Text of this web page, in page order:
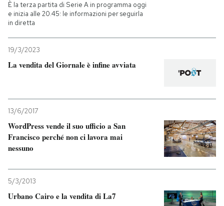
Entra
È la terza partita di Serie A in programma oggi
e inizia alle 20.45: le informazioni per seguirla
in diretta
19/3/2023
La vendita del Giornale è infine avviata
13/6/2017
WordPress vende il suo ufficio a San
Francisco perché non ci lavora mai
nessuno
5/3/2013
Urbano Cairo e la vendita di La7